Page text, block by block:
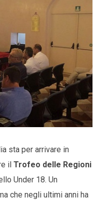
sta per arrivare in
il Trofeo delle Regioni
Under 18. Un
che negli ultimi anni ha